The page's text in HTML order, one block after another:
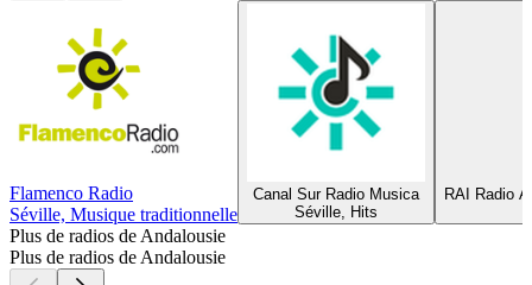
Flamenco Radio
Séville, Musique traditionnelle
Canal Sur Radio Musica
Séville, Hits
RAI Radio
Plus de radios de Andalousie
Plus de radios de Andalousie